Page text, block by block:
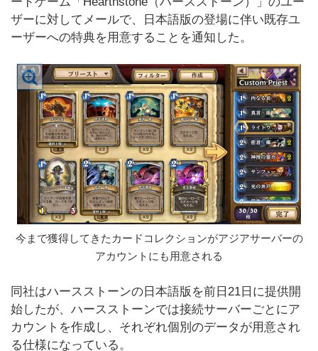
ザーに対してメールで、日本語版の登場に伴い既存ユ
ーザーへの特典を用意することを通知した。
今まで獲得してきたカードコレクションがアジアサーバーの
アカウントにも用意される
同社はハースストーンの日本語版を前日21日に提供開
始したが、ハースストーンでは接続サーバーごとにア
カウントを作成し、それぞれ個別のデータが用意され
る仕様になっている。